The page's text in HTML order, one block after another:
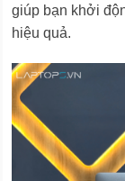
giúp bạn khởi
hiệu quả.